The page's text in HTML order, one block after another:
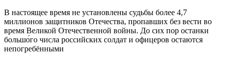
В настоящее время не установлены судьбы более 4,7
миллионов защитников Отечества, пропавших без вести во
время Великой Отечественной войны. До сих пор останки
большо́го числа российских солдат и офицеров остаются
непогребёнными